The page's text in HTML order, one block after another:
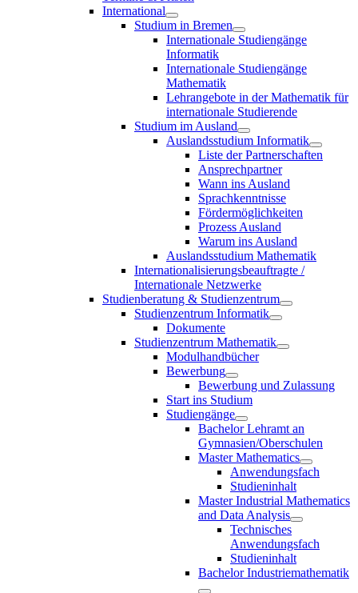
International
Studium in Bremen
Internationale Studiengänge
Informatik
Internationale Studiengänge
Mathematik
Lehrangebote in der Mathematik für
internationale Studierende
Studium im Ausland
Auslandsstudium Informatik
Liste der Partnerschaften
Ansprechpartner
Wann ins Ausland
Sprachkenntnisse
Fördermöglichkeiten
Prozess Ausland
Warum ins Ausland
Auslandsstudium Mathematik
Internationalisierungsbeauftragte /
Internationale Netzwerke
Studienberatung & Studienzentrum
Studienzentrum Informatik
Dokumente
Studienzentrum Mathematik
Modulhandbücher
Bewerbung
Bewerbung und Zulassung
Start ins Studium
Studiengänge
Bachelor Lehramt an
Gymnasien/Oberschulen
Master Mathematics
Anwendungsfach
Studieninhalt
Master Industrial Mathematics
and Data Analysis
Technisches
Anwendungsfach
Studieninhalt
Bachelor Industriemathematik